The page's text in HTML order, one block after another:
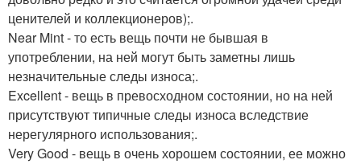
ценителей и коллекционеров);.
Near Mint - то есть вещь почти не бывшая в
употреблении, на ней могут быть заметны лишь
незначительные следы износа;.
Excellent - вещь в превосходном состоянии, но на ней
присутствуют типичные следы износа вследствие
нерегулярного использования;.
Very Good - вещь в очень хорошем состоянии, ее можно